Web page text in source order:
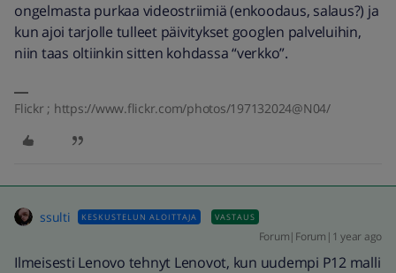
ongelmasta purkaa videostriimiä (enkoodaus, salaus?) ja
kun ajoi tarjolle tulleet päivitykset googlen palveluihin,
niin taas oltiinkin sitten kohdassa “verkko”.
Flickr ; https://www.flickr.com/photos/197132024@N04/
ssulti KESKUSTELUN ALOITTAJA VASTAUS
Forum|Forum|1 year ago
Ilmeisesti Lenovo tehnyt Lenovot, kun uudempi P12 malli